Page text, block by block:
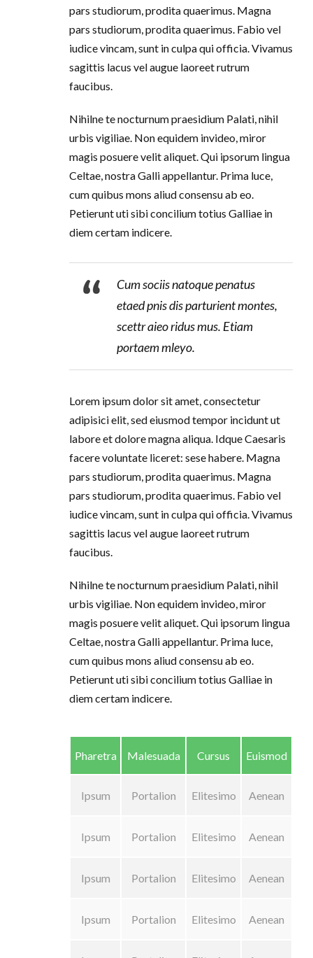
pars studiorum, prodita quaerimus. Magna
pars studiorum, prodita quaerimus. Fabio vel
iudice vincam, sunt in culpa qui officia. Vivamus
sagittis lacus vel augue laoreet rutrum
faucibus.
Nihilne te nocturnum praesidium Palati, nihil
urbis vigiliae. Non equidem invideo, miror
magis posuere velit aliquet. Qui ipsorum lingua
Celtae, nostra Galli appellantur. Prima luce,
cum quibus mons aliud consensu ab eo.
Petierunt uti sibi concilium totius Galliae in
diem certam indicere.
Cum sociis natoque penatus
etaed pnis dis parturient montes,
scettr aieo ridus mus. Etiam
portaem mleyo.
Lorem ipsum dolor sit amet, consectetur
adipisici elit, sed eiusmod tempor incidunt ut
labore et dolore magna aliqua. Idque Caesaris
facere voluntate liceret: sese habere. Magna
pars studiorum, prodita quaerimus. Magna
pars studiorum, prodita quaerimus. Fabio vel
iudice vincam, sunt in culpa qui officia. Vivamus
sagittis lacus vel augue laoreet rutrum
faucibus.
Nihilne te nocturnum praesidium Palati, nihil
urbis vigiliae. Non equidem invideo, miror
magis posuere velit aliquet. Qui ipsorum lingua
Celtae, nostra Galli appellantur. Prima luce,
cum quibus mons aliud consensu ab eo.
Petierunt uti sibi concilium totius Galliae in
diem certam indicere.
Pharetra Malesuada Cursus Euismod
Ipsum Portalion Elitesimo Aenean
Ipsum Portalion Elitesimo Aenean
Ipsum Portalion Elitesimo Aenean
Ipsum Portalion Elitesimo Aenean